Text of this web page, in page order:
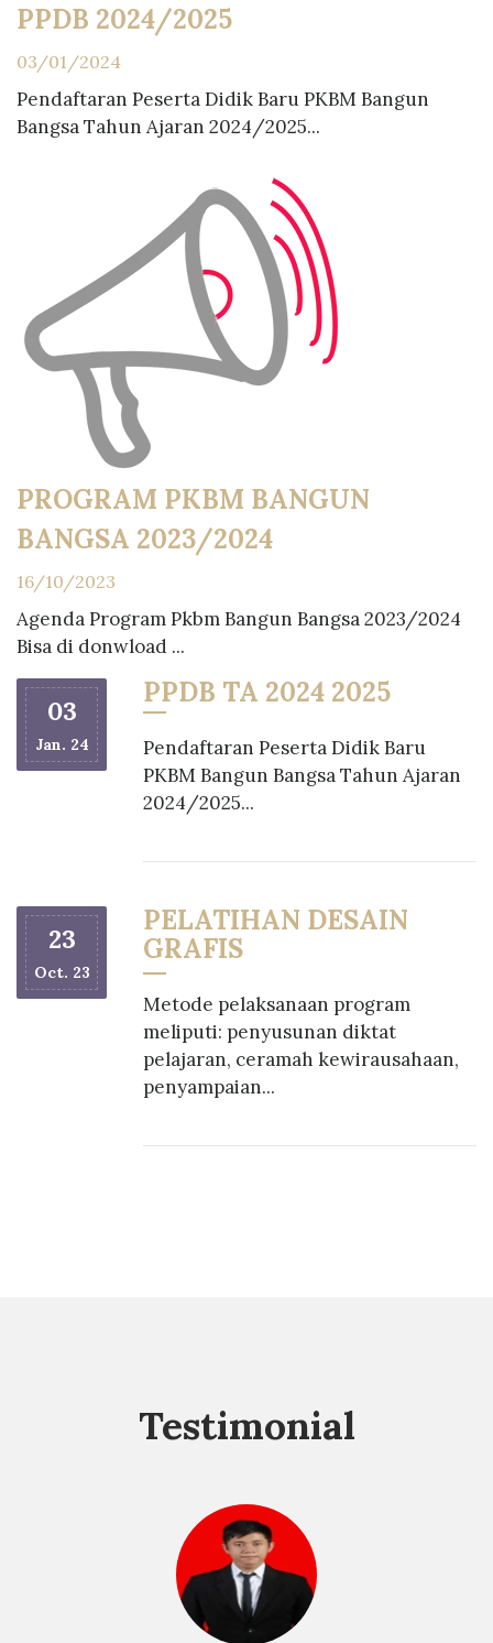
PPDB 2024/2025
03/01/2024
Pendaftaran Peserta Didik Baru PKBM Bangun
Bangsa Tahun Ajaran 2024/2025...
PROGRAM PKBM BANGUN
BANGSA 2023/2024
16/10/2023
Agenda Program Pkbm Bangun Bangsa 2023/2024
Bisa di donwload ...
03
Jan. 24
PPDB TA 2024 2025
Pendaftaran Peserta Didik Baru
PKBM Bangun Bangsa Tahun Ajaran
2024/2025...
23
Oct. 23
PELATIHAN DESAIN
GRAFIS
Metode pelaksanaan program
meliputi: penyusunan diktat
pelajaran, ceramah kewirausahaan,
penyampaian...
Testimonial